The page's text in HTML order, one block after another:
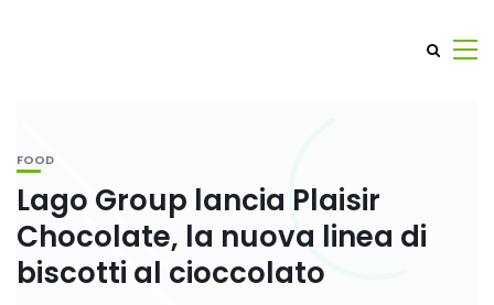
FOOD
Lago Group lancia Plaisir
Chocolate, la nuova linea di
biscotti al cioccolato